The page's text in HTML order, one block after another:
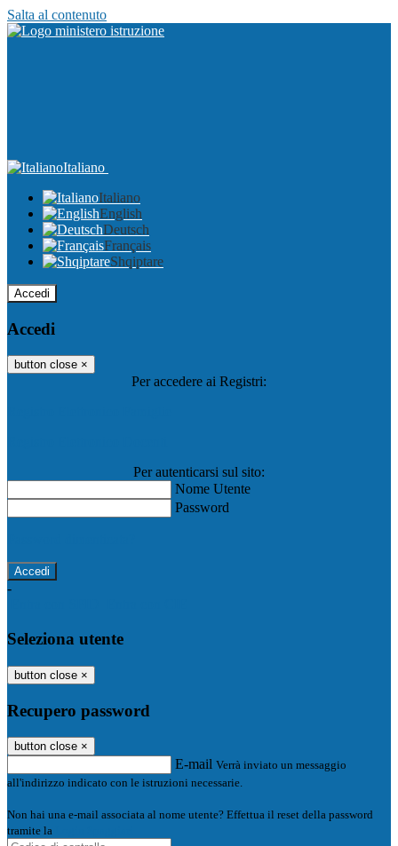
Salta al contenuto
Italiano
Italiano
English
Deutsch
Français
Shqiptare
Accedi
Accedi
button close ×
Per accedere ai Registri:
Per autenticarsi sul sito:
Nome Utente
Password
-
Seleziona utente
button close ×
Recupero password
button close ×
E-mail Verrà inviato un messaggio
all'indirizzo indicato con le istruzioni necessarie.
Non hai una e-mail associata al nome utente? Effettua il reset della password
tramite la